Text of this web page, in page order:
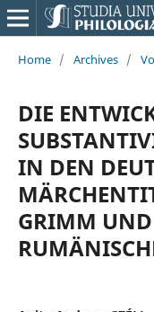
Home / Archives /
DIE
IN DEN
GRIMM